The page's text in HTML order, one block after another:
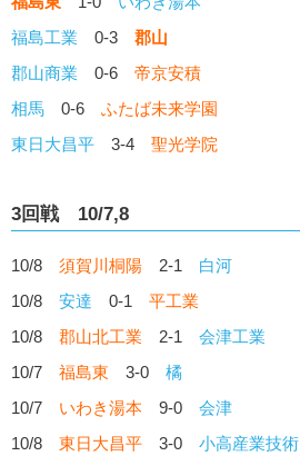
福島工業 0-3 郡山
郡山商業 0-6 帝京安積
相馬 0-6 ふたば未来学園
東日大昌平 3-4 聖光学院
3回戦 10/7,8
10/8 須賀川桐陽 2-1 白河
10/8 安達 0-1 平工業
10/8 郡山北工業 2-1 会津工業
10/7 福島東 3-0 橘
10/7 いわき湯本 9-0 会津
10/8 東日大昌平 3-0 小高産業技術